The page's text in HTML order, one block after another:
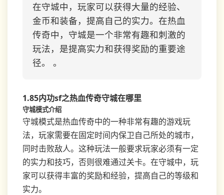
在守城中，玩家可以获得大量的经验、
金币和装备，提高自己的实力。在热血
传奇中，守城是一个非常有趣和刺激的
玩法，是提高实力和获得奖励的重要途
径。 。
1.85内功sf之热血传奇守城在哪里
守城模式介绍
守城模式是热血传奇中的一种非常有趣的游戏玩
法，玩家需要在固定时间内保卫自己所处的城市，
同时击败敌人。这种玩法一般要求玩家必须有一定
的实力和技巧，否则很难通过关卡。在守城中，玩
家可以获得丰富的奖励和经验，提高自己的等级和
实力。